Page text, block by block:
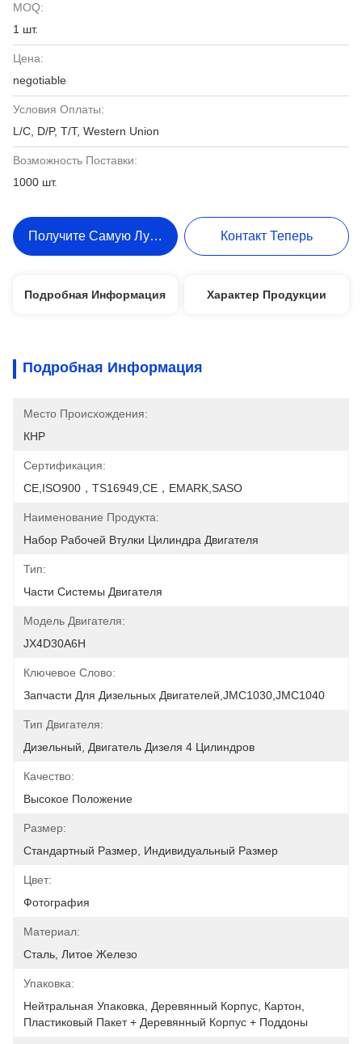
MOQ:
1 шт.
Цена:
negotiable
Условия Оплаты:
L/C, D/P, T/T, Western Union
Возможность Поставки:
1000 шт.
Получите Самую Лучшую Цену Контакт Теперь
Подробная Информация Характер Продукции
Подробная Информация
Место Происхождения:
КНР
Сертификация:
CE,ISO900，TS16949,CE，EMARK,SASO
Наименование Продукта:
Набор Рабочей Втулки Цилиндра Двигателя
Тип:
Части Системы Двигателя
Модель Двигателя:
JX4D30A6H
Ключевое Слово:
Запчасти Для Дизельных Двигателей,JMC1030,JMC1040
Тип Двигателя:
Дизельный, Двигатель Дизеля 4 Цилиндров
Качество:
Высокое Положение
Размер:
Стандартный Размер, Индивидуальный Размер
Цвет:
Фотография
Материал:
Сталь, Литое Железо
Упаковка:
Нейтральная Упаковка, Деревянный Корпус, Картон,
Пластиковый Пакет + Деревянный Корпус + Поддоны